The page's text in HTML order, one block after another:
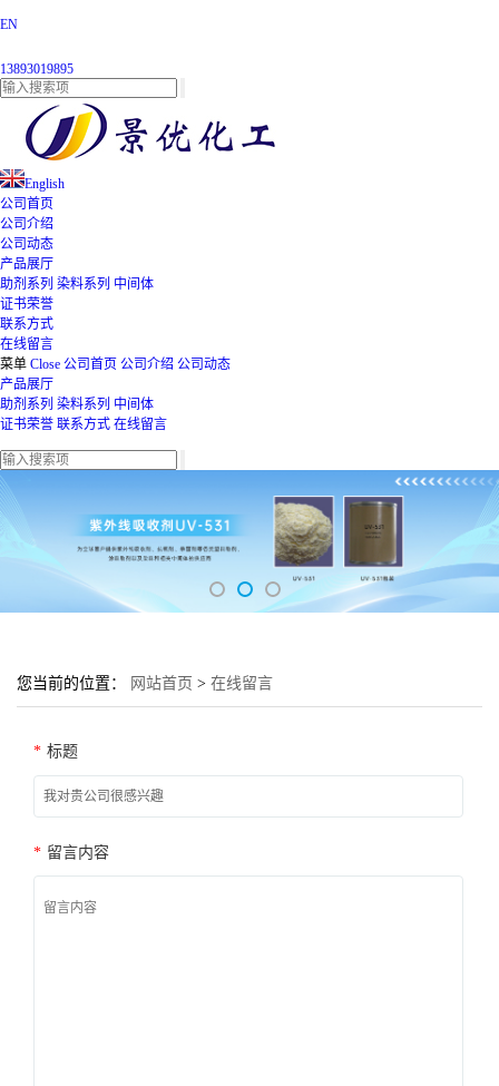
EN
13893019895
English
公司首页
公司介绍
公司动态
产品展厅
助剂系列 染料系列 中间体
证书荣誉
联系方式
在线留言
菜单 Close 公司首页 公司介绍 公司动态
产品展厅
助剂系列 染料系列 中间体
证书荣誉 联系方式 在线留言
您当前的位置： 网站首页 > 在线留言
* 标题
* 留言内容